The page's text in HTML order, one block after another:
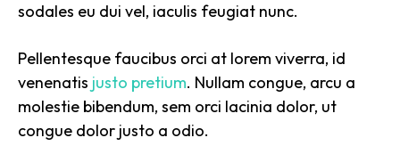
sodales eu dui vel, iaculis feugiat nunc.
Pellentesque faucibus orci at lorem viverra, id
venenatis justo pretium. Nullam congue, arcu a
molestie bibendum, sem orci lacinia dolor, ut
congue dolor justo a odio.